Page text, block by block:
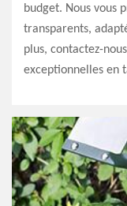
budget. Nous vous
transparents,
plus, contactez-
exceptionnelles en